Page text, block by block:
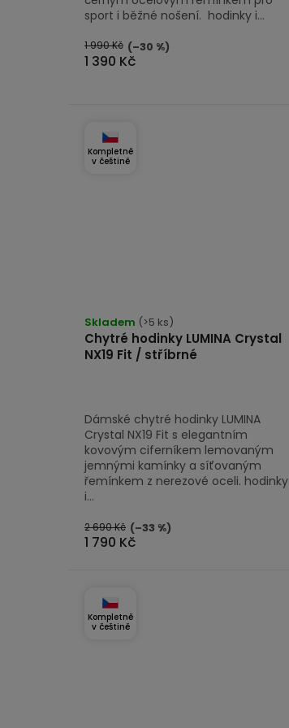
1 390 Kč
1 990 Kč (–30 %)
sport i běžné nošení. hodinky i...
Kompletně
v češtině
Chytré hodinky LUMINA Crystal
NX19 Fit / stříbrné
hodnocení
produktu
je
5
hvězdiček.
Skladem (>5 ks)
1 790 Kč
2 690 Kč (–33 %)
Dámské chytré hodinky LUMINA
Crystal NX19 Fit s elegantním
kovovým ciferníkem lemovaným
jemnými kamínky a síťovaným
řemínkem z nerezové oceli. hodinky
i...
Kompletně
v češtině